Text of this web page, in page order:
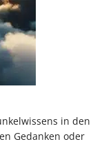
in den
Gedanken oder